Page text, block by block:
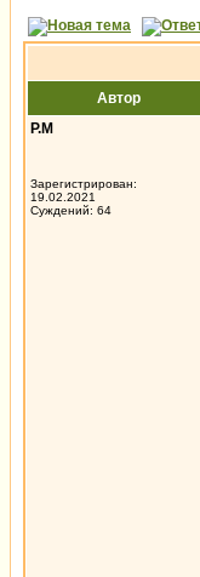
Автор
Р.М
Зарегистрирован:
19.02.2021
Суждений: 64